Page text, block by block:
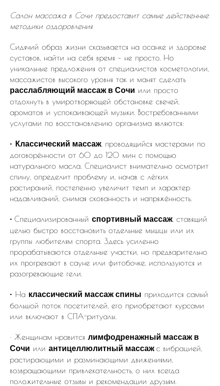
Салон массажа в Сочи предоставит самые действенные
методики оздоровления
Сидячий образ жизни сказывается на осанке и здоровье
суставов, найти на себя время – не просто. Но
уникальные предложения от специалистов косметологии,
массажистов высокого уровня так и манят сделать
расслабляющий массаж в Сочи или просто
отдохнуть в умиротворяющей обстановке свечей,
ароматов и успокаивающей музыки. Востребованными
услугами по восстановлению организма являются:
· Классический массаж, проводящийся мастерами по
договорённости от 60 до 120 мин с помощью
натурального масла. Специалист внимательно осмотрит
спину, определит проблему и, начав с лёгких
растираний, постепенно увеличит темп и характер
надавливаний, снимая скованность и напряжённость.
· Специализированный спортивный массаж, ставящий
целью быстро восстановить отдельные мышцы или их
группы любителям спорта. Здесь усиленно
прорабатываются отдельные участки, но предварительно
их прогревают в сауне или фитобочке, используются и
разогревающие гели.
· На классический массаж спины приходится самый
большой поток посетителей, его приобретают курсами
или включают в СПА-ритуалы.
· Женщинам нравится лимфодренажный массаж в
Сочи или антицеллюлитный массажс вибрацией,
растирающими и разминающими движениями,
возвращающими привлекательность, о них всегда
положительные отзывы и рекомендации друзьям.